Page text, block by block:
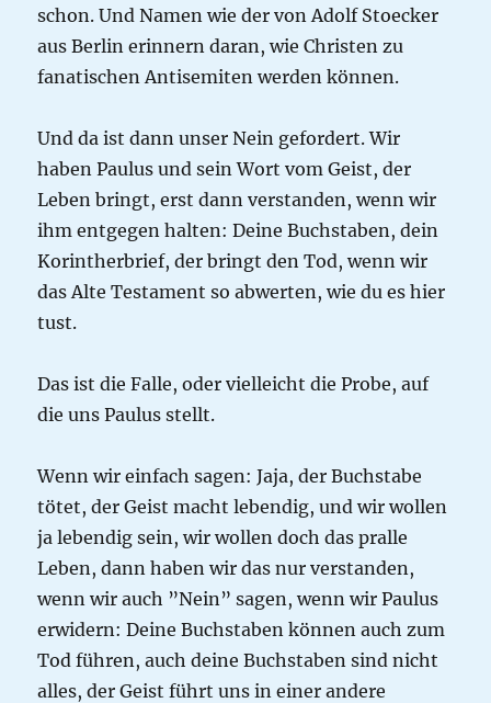
schon. Und Namen wie der von Adolf Stoecker
aus Berlin erinnern daran, wie Christen zu
fanatischen Antisemiten werden können.
Und da ist dann unser Nein gefordert. Wir
haben Paulus und sein Wort vom Geist, der
Leben bringt, erst dann verstanden, wenn wir
ihm entgegen halten: Deine Buchstaben, dein
Korintherbrief, der bringt den Tod, wenn wir
das Alte Testament so abwerten, wie du es hier
tust.
Das ist die Falle, oder vielleicht die Probe, auf
die uns Paulus stellt.
Wenn wir einfach sagen: Jaja, der Buchstabe
tötet, der Geist macht lebendig, und wir wollen
ja lebendig sein, wir wollen doch das pralle
Leben, dann haben wir das nur verstanden,
wenn wir auch ”Nein” sagen, wenn wir Paulus
erwidern: Deine Buchstaben können auch zum
Tod führen, auch deine Buchstaben sind nicht
alles, der Geist führt uns in einer andere